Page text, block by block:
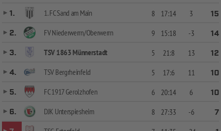
1. 1. FC Sand am Main 8 17:14 3
15
2.
FV Niederwerrn/Oberwerrn 9 15:18 -3
14
3.
TSV 1863 Münnerstadt 5 21:8 13
12
4.
TSV Bergrheinfeld 5 17:6 11
10
5.
FC 1917 Gerolzhofen 6 20:14 6
10
6.
DJK Unterspiesheim 8 27:33 -6
7